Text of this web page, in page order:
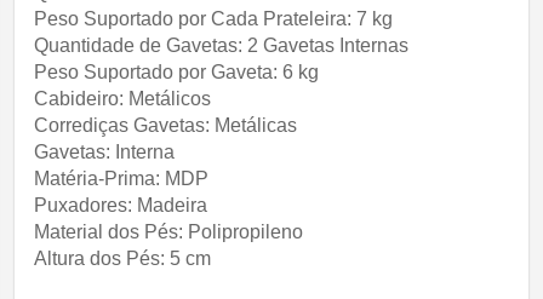
Peso Suportado por Cada Prateleira: 7 kg
Quantidade de Gavetas: 2 Gavetas Internas
Peso Suportado por Gaveta: 6 kg
Cabideiro: Metálicos
Corrediças Gavetas: Metálicas
Gavetas: Interna
Matéria-Prima: MDP
Puxadores: Madeira
Material dos Pés: Polipropileno
Altura dos Pés: 5 cm